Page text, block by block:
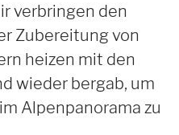
verbringen den
Zubereitung von
heizen mit den
wieder bergab, um
Alpenpanorama zu